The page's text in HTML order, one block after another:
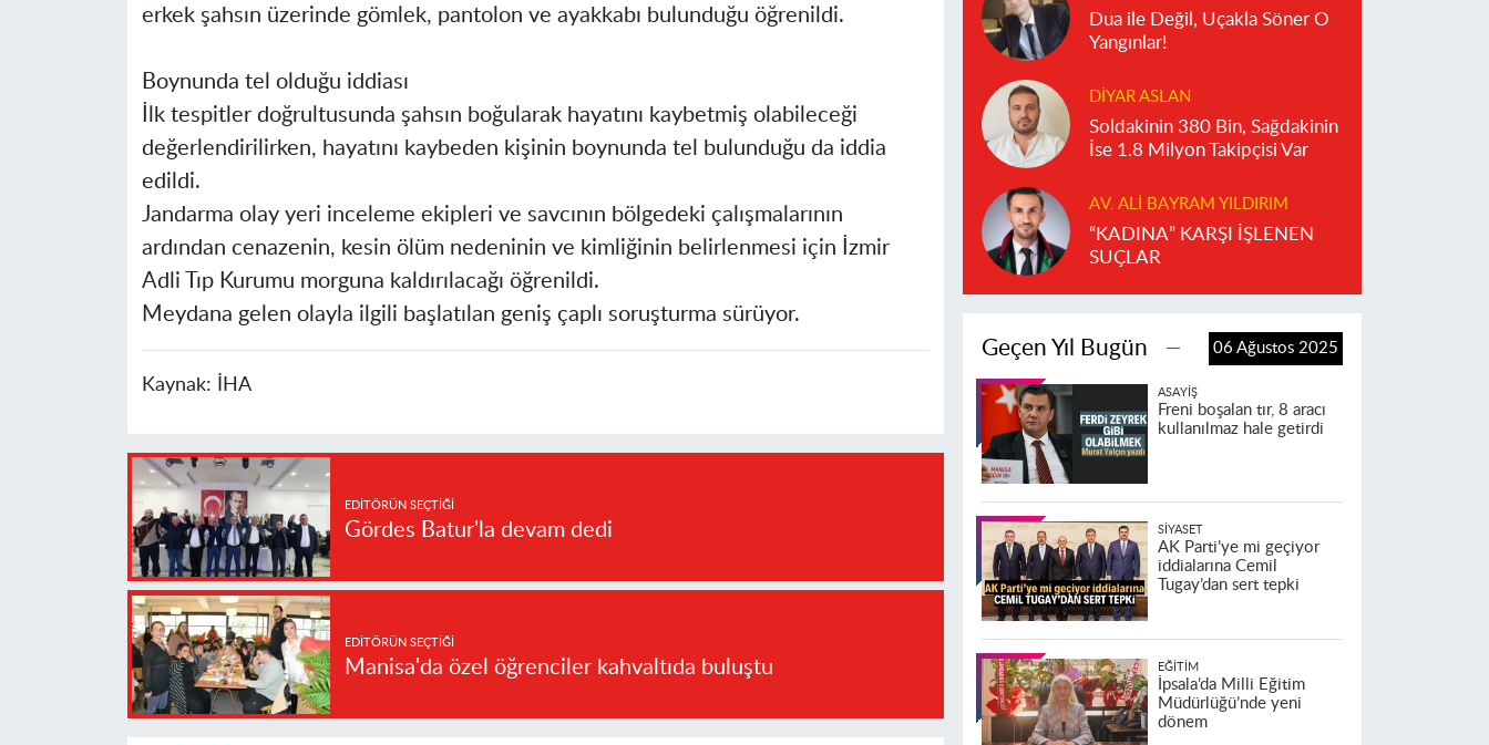
erkek şahsın üzerinde gömlek, pantolon ve ayakkabı bulunduğu öğrenildi.
Boynunda tel olduğu iddiası
İlk tespitler doğrultusunda şahsın boğularak hayatını kaybetmiş olabileceği
değerlendirilirken, hayatını kaybeden kişinin boynunda tel bulunduğu da iddia
edildi.
Jandarma olay yeri inceleme ekipleri ve savcının bölgedeki çalışmalarının
ardından cenazenin, kesin ölüm nedeninin ve kimliğinin belirlenmesi için İzmir
Adli Tıp Kurumu morguna kaldırılacağı öğrenildi.
Meydana gelen olayla ilgili başlatılan geniş çaplı soruşturma sürüyor.
Kaynak: İHA
EDITÖRÜN SEÇTIĞI
Gördes Batur'la devam dedi
EDITÖRÜN SEÇTIĞI
Manisa'da özel öğrenciler kahvaltıda buluştu
Dua ile Değil, Uçakla Söner O
Yangınlar!
DIYAR ASLAN
Soldakinin 380 Bin, Sağdakinin
İse 1.8 Milyon Takipçisi Var
AV. ALI BAYRAM YILDIRIM
“KADINA” KARŞI İŞLENEN
SUÇLAR
Geçen Yıl Bugün 06 Ağustos 2025
ASAYIŞ
Freni boşalan tır, 8 aracı
kullanılmaz hale getirdi
SIYASET
AK Parti’ye mi geçiyor
iddialarına Cemil
Tugay’dan sert tepki
EĞITIM
İpsala’da Milli Eğitim
Müdürlüğü’nde yeni
dönem